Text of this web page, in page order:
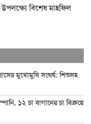
বিশেষ মাহফিল
মুখোমুখি সংঘর্ষ: শিশুসহ
১২ চা বাগানের চা বিক্রয়ে